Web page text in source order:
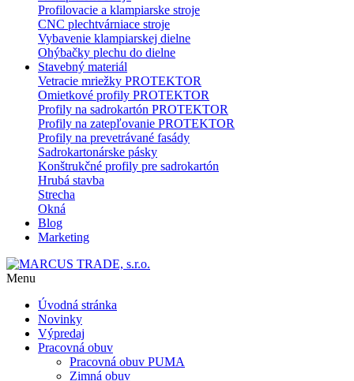
Profilovacie a klampiarske stroje
CNC plechtvárniace stroje
Vybavenie klampiarskej dielne
Ohýbačky plechu do dielne
Stavebný materiál
Vetracie mriežky PROTEKTOR
Omietkové profily PROTEKTOR
Profily na sadrokartón PROTEKTOR
Profily na zatepľovanie PROTEKTOR
Profily na prevetrávané fasády
Sadrokartonárske pásky
Konštrukčné profily pre sadrokartón
Hrubá stavba
Strecha
Okná
Blog
Marketing
Menu
Úvodná stránka
Novinky
Výpredaj
Pracovná obuv
Pracovná obuv PUMA
Zimná obuv